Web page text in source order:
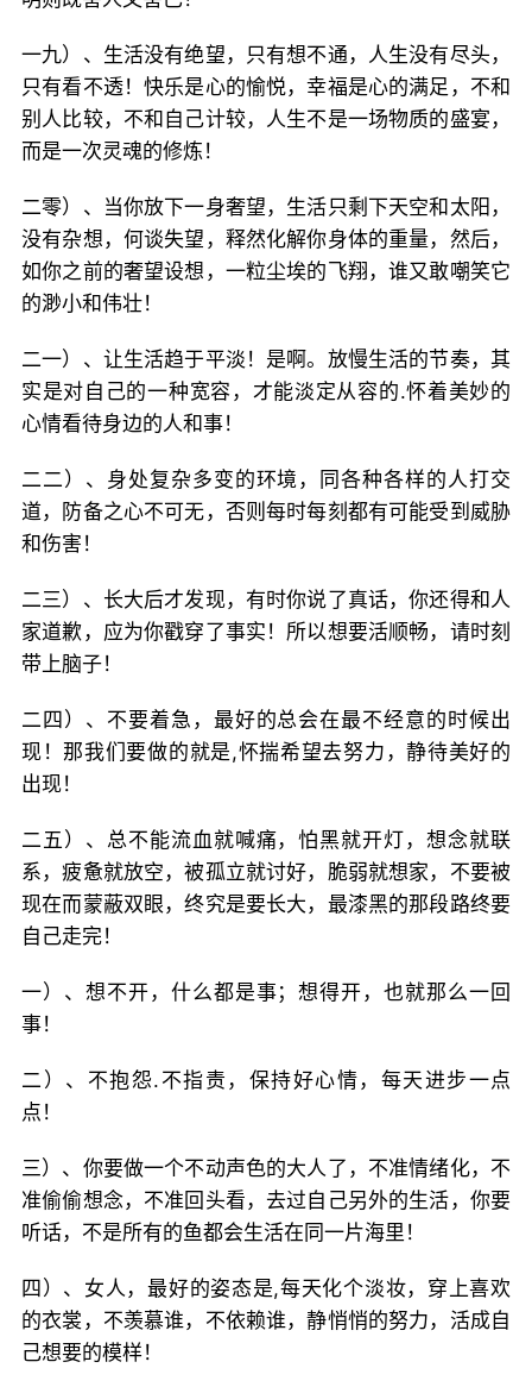
一九）、生活没有绝望，只有想不通，人生没有尽头，
只有看不透！快乐是心的愉悦，幸福是心的满足，不和
别人比较，不和自己计较，人生不是一场物质的盛宴，
而是一次灵魂的修炼！
二零）、当你放下一身奢望，生活只剩下天空和太阳，
没有杂想，何谈失望，释然化解你身体的重量，然后，
如你之前的奢望设想，一粒尘埃的飞翔，谁又敢嘲笑它
的渺小和伟壮！
二一）、让生活趋于平淡！是啊。放慢生活的节奏，其
实是对自己的一种宽容，才能淡定从容的.怀着美妙的
心情看待身边的人和事！
二二）、身处复杂多变的环境，同各种各样的人打交
道，防备之心不可无，否则每时每刻都有可能受到威胁
和伤害！
二三）、长大后才发现，有时你说了真话，你还得和人
家道歉，应为你戳穿了事实！所以想要活顺畅，请时刻
带上脑子！
二四）、不要着急，最好的总会在最不经意的时候出
现！那我们要做的就是,怀揣希望去努力，静待美好的
出现！
二五）、总不能流血就喊痛，怕黑就开灯，想念就联
系，疲惫就放空，被孤立就讨好，脆弱就想家，不要被
现在而蒙蔽双眼，终究是要长大，最漆黑的那段路终要
自己走完！
一）、想不开，什么都是事；想得开，也就那么一回
事！
二）、不抱怨.不指责，保持好心情，每天进步一点
点！
三）、你要做一个不动声色的大人了，不准情绪化，不
准偷偷想念，不准回头看，去过自己另外的生活，你要
听话，不是所有的鱼都会生活在同一片海里！
四）、女人，最好的姿态是,每天化个淡妆，穿上喜欢
的衣裳，不羡慕谁，不依赖谁，静悄悄的努力，活成自
己想要的模样！